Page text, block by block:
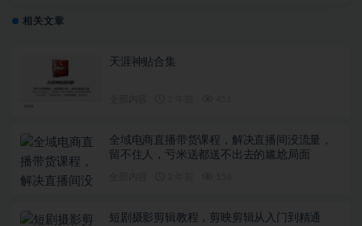
相关文章
天涯神贴合集
全域电商直播带货课程，解决直播间没流量，
留不住人，亏米送都送不出去的尴尬局面
短剧摄影剪辑教程，剪映剪辑从入门到精通